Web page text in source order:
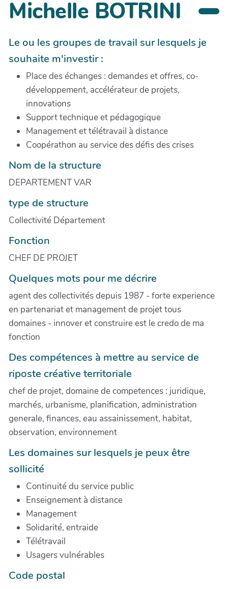
Michelle BOTRINI
Le ou les groupes de travail sur lesquels je
souhaite m'investir :
Place des échanges : demandes et offres, co-
développement, accélérateur de projets,
innovations
Support technique et pédagogique
Management et télétravail à distance
Coopérathon au service des défis des crises
Nom de la structure
DEPARTEMENT VAR
type de structure
Collectivité Département
Fonction
CHEF DE PROJET
Quelques mots pour me décrire
agent des collectivités depuis 1987 - forte experience
en partenariat et management de projet tous
domaines - innover et construire est le credo de ma
fonction
Des compétences à mettre au service de
riposte créative territoriale
chef de projet, domaine de competences : juridique,
marchés, urbanisme, planification, administration
generale, finances, eau assainissement, habitat,
observation, environnement
Les domaines sur lesquels je peux être
sollicité
Continuité du service public
Enseignement à distance
Management
Solidarité, entraide
Télétravail
Usagers vulnérables
Code postal